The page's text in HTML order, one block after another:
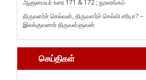
ஆளுமையர் உரை 171 & 172 ; நூலரங்கம்
திருவளர்ச் செல்வன், திருவளர்ச் செல்வி சரியா? –
இலக்குவனார் திருவள்ளுவன்
செய்திகள்